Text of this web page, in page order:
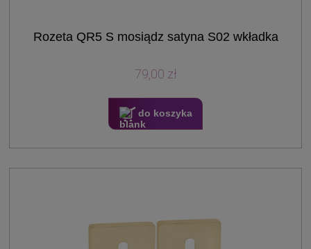
Rozeta QR5 S mosiądz satyna S02 wkładka
79,00 zł
do koszyka